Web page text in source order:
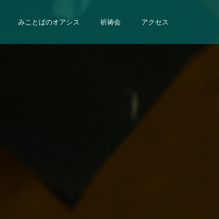
みことばのオアシス 祈祷会 アクセス